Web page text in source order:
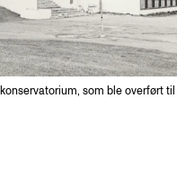
som ble overført til